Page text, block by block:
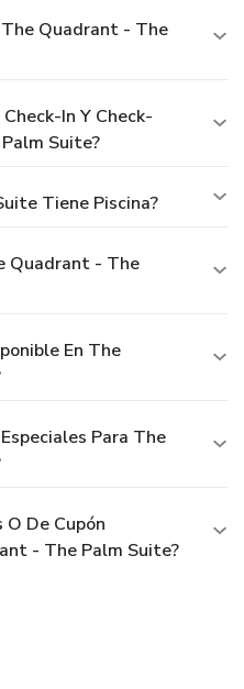
Quadrant - The
In Y Check-
Suite?
Tiene Piscina?
Quadrant - The
En The
Para The
O De Cupón
- The Palm Suite?